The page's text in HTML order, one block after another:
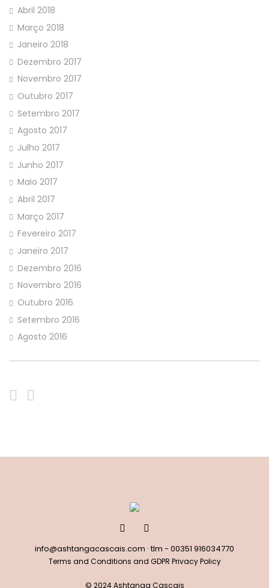
Abril 2018
Março 2018
Janeiro 2018
Dezembro 2017
Novembro 2017
Outubro 2017
Setembro 2017
Agosto 2017
Julho 2017
Junho 2017
Maio 2017
Abril 2017
Março 2017
Fevereiro 2017
Janeiro 2017
Dezembro 2016
Novembro 2016
Outubro 2016
Setembro 2016
Agosto 2016
info@ashtangacascais.com · tlm - 00351 916034770
Terms and Conditions and GDPR Privacy Policy
© 2024 Ashtanga Cascais